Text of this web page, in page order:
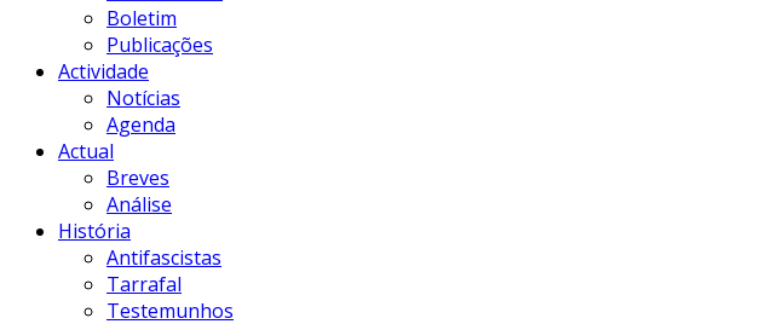
Boletim
Publicações
Actividade
Notícias
Agenda
Actual
Breves
Análise
História
Antifascistas
Tarrafal
Testemunhos